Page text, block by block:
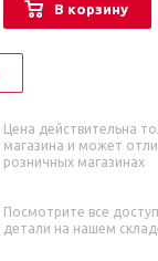
В корзину
Цена действительна
магазина и может
розничных магазинах
Посмотрите все
детали на нашем